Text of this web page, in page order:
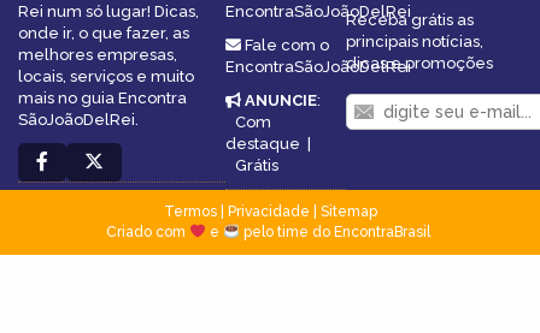
Rei num só lugar! Dicas,
onde ir, o que fazer, as
melhores empresas,
locais, serviços e muito
mais no guia Encontra
SãoJoãoDelRei.
EncontraSãoJoãoDelRei
Fale com o
EncontraSãoJoãoDelRei
ANUNCIE:
Com
destaque |
Grátis
Receba grátis as
principais notícias,
dicas e promoções
Termos| Privacidade
Sitemap
Criado com
e pelo time do EncontraBrasil